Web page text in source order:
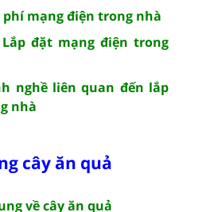
mạng điện trong nhà
đặt mạng điện trong
nghề liên quan đến lắp
nhà
cây ăn quả
về cây ăn quả